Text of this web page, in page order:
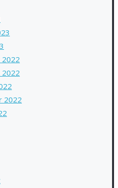
2022
2022
2022